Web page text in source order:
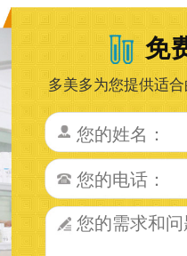
免
多美多为您提供适